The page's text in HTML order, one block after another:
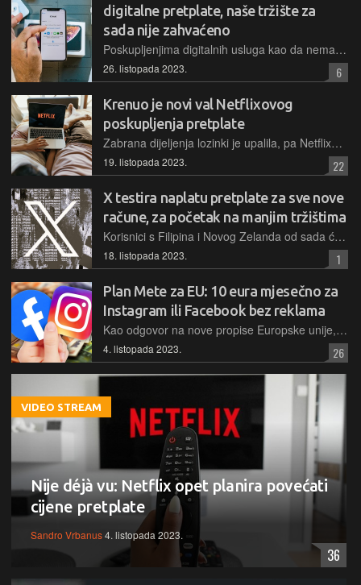
digitalne pretplate, naše tržište za
sada nije zahvaćeno
Poskupljenjima digitalnih usluga kao da nema kraja, a ovoga puta podizanje cijena najavio je Apple. No, nas ovaj val vjerojatno zaobići jer većina tih usluga ionako nije dostupna u Hrvatskoj
26. listopada 2023. 6
Krenuo je novi val Netflixovog
poskupljenja pretplate
Zabrana dijeljenja lozinki je upalila, pa Netflixu broj pretplatnika raste najviše od razdoblja pandemije. U skladu s tim, pretplata ponovno poskupljuje na tržištima SAD-a, UK i Francuske
19. listopada 2023. 22
X testira naplatu pretplate za sve nove
račune, za početak na manjim tržištima
Korisnici s Filipina i Novog Zelanda od sada će morati X-u platiti dolar godišnje kako bi otvorili račun na toj platformi. Cilj programa je eliminirati botove i provjeriti funkcionira li ta metoda
18. listopada 2023. 1
Plan Mete za EU: 10 eura mjesečno za
Instagram ili Facebook bez reklama
Kao odgovor na nove propise Europske unije, prema kojima im se ograničava plasiranje ciljanih personaliziranih oglasa, u Meti predlažu naplatu Instagrama i Facebooka, za korištenje bez reklama
4. listopada 2023. 26
VIDEO STREAM
Nije déjà vu: Netflix opet planira povećati
cijene pretplate
Sandro Vrbanus4. listopada 2023.
36